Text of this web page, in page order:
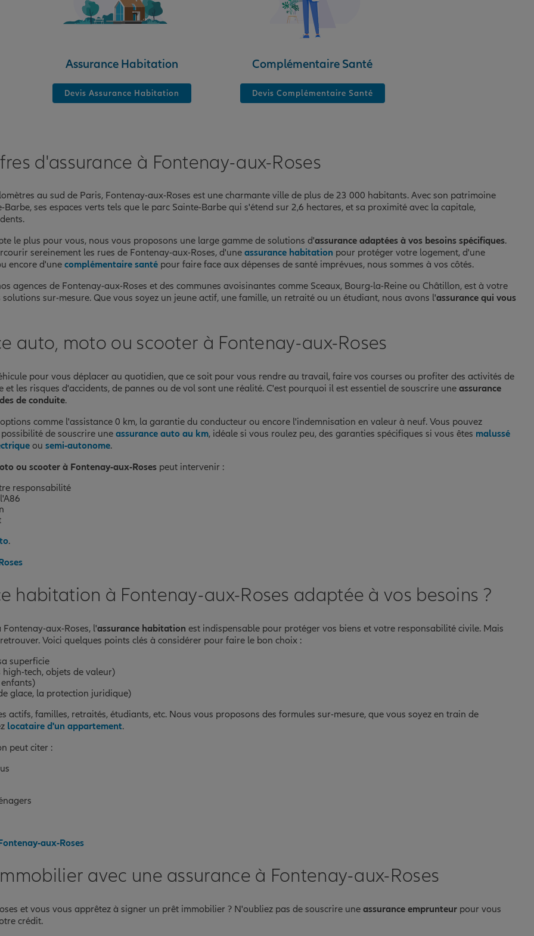
Assurance Habitation
Devis Assurance Habitation
Complémentaire Santé
Devis Complémentaire Santé
d'assurance à Fontenay-aux-Roses
au sud de Paris, Fontenay-aux-Roses est une charmante ville de plus de 23 000 habitants. Avec son patrimoine
ses espaces verts tels que le parc Sainte-Barbe qui s'étend sur 2,6 hectares, et sa proximité avec la capitale,
le plus pour vous, nous vous proposons une large gamme de solutions d'assurance adaptées à vos besoins spécifiques.
sereinement les rues de Fontenay-aux-Roses, d'une assurance habitation pour protéger votre logement, d'une
encore d'une complémentaire santé pour faire face aux dépenses de santé imprévues, nous sommes à vos côtés.
agences de Fontenay-aux-Roses et des communes avoisinantes comme Sceaux, Bourg-la-Reine ou Châtillon, est à votre
sur-mesure. Que vous soyez un jeune actif, une famille, un retraité ou un étudiant, nous avons l'assurance qui vous
auto, moto ou scooter à Fontenay-aux-Roses
pour vous déplacer au quotidien, que ce soit pour vous rendre au travail, faire vos courses ou profiter des activités de
les risques d'accidents, de pannes ou de vol sont une réalité. C'est pourquoi il est essentiel de souscrire une assurance
de conduite.
comme l'assistance 0 km, la garantie du conducteur ou encore l'indemnisation en valeur à neuf. Vous pouvez
de souscrire uneassurance auto au km, idéale si vous roulez peu, des garanties spécifiques si vous êtes malussé
ou semi-autonome.
ou scooter à Fontenay-aux-Roses peut intervenir :
responsabilité
.
habitation à Fontenay-aux-Roses adaptée à vos besoins ?
aux-Roses, l'assurance habitation est indispensable pour protéger vos biens et votre responsabilité civile. Mais
Voici quelques points clés à considérer pour faire le bon choix :
superficie
tech, objets de valeur)
glace, la protection juridique)
actifs, familles, retraités, étudiants, etc. Nous vous proposons des formules sur-mesure, que vous soyez en train de
locataire d'un appartement.
peut citer :
aux-Roses
avec une assurance à Fontenay-aux-Roses
et vous vous apprêtez à signer un prêt immobilier ? N'oubliez pas de souscrire une assurance emprunteur pour vous
crédit.